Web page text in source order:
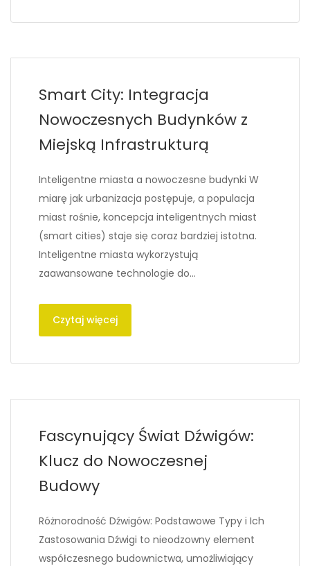
Smart City: Integracja
Nowoczesnych Budynków z
Miejską Infrastrukturą
Inteligentne miasta a nowoczesne budynki W
miarę jak urbanizacja postępuje, a populacja
miast rośnie, koncepcja inteligentnych miast
(smart cities) staje się coraz bardziej istotna.
Inteligentne miasta wykorzystują
zaawansowane technologie do…
Czytaj więcej
Fascynujący Świat Dźwigów:
Klucz do Nowoczesnej
Budowy
Różnorodność Dźwigów: Podstawowe Typy i Ich
Zastosowania Dźwigi to nieodzowny element
współczesnego budownictwa, umożliwiający